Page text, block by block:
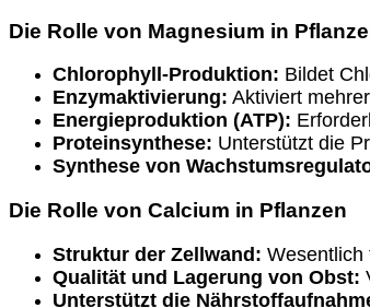
Die Rolle von Magnesium in
Chlorophyll-Produktion: Bildet
Enzymaktivierung: Aktiviert
Energieproduktion (ATP):
Proteinsynthese: Unterstützt die
Synthese von
Die Rolle von Calcium in Pflanzen
Struktur der Zellwand: Wesentlich
Qualität und Lagerung von Obst:
Unterstützt die